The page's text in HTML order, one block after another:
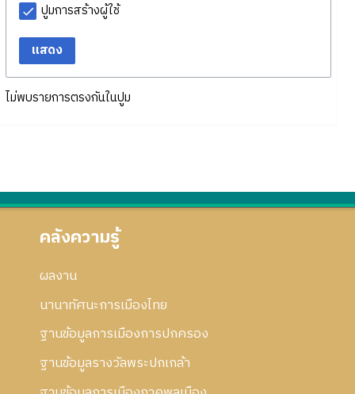
ปูมการสร้างผู้ใช้
แสดง
ไม่พบรายการตรงกันในปูม
คลังความรู้
ผลงาน
นานาทัศนะการเมืองไทย
ฐานข้อมูลการเมืองการปกครอง
ฐานข้อมูลรางวัลพระปกเกล้า